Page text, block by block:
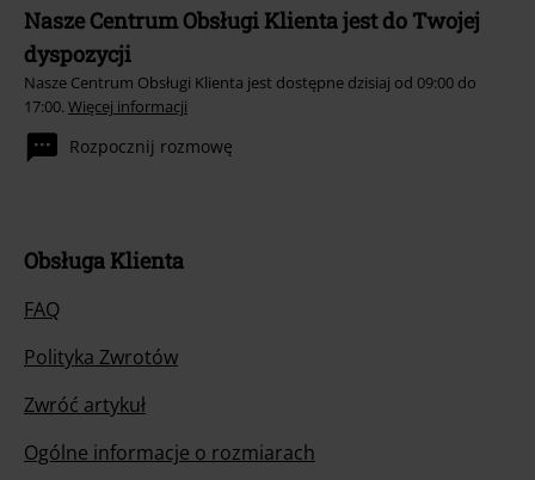
Nasze Centrum Obsługi Klienta jest do Twojej
dyspozycji
Nasze Centrum Obsługi Klienta jest dostępne dzisiaj od 09:00 do
17:00. Więcej informacji
Rozpocznij rozmowę
Obsługa Klienta
FAQ
Polityka Zwrotów
Zwróć artykuł
Ogólne informacje o rozmiarach